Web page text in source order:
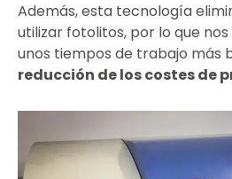
Además, esta tecnología
utilizar fotolitos, por lo que
unos tiempos de trabajo más
reducción de los costes de